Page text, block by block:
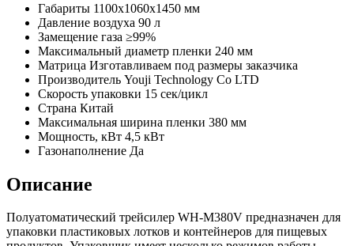
Габариты 1100х1060х1450 мм
Давление воздуха 90 л
Замещение газа ≥99%
Максимальный диаметр пленки 240 мм
Матрица Изготавливаем под размеры заказчика
Производитель Youji Technology Co LTD
Скорость упаковки 15 сек/цикл
Страна Китай
Максимальная ширина пленки 380 мм
Мощность, кВт 4,5 кВт
Газонаполнение Да
Описание
Полуатоматический трейсилер WH-M380V предназначен для
упаковки пластиковых лотков и контейнеров для пищевых